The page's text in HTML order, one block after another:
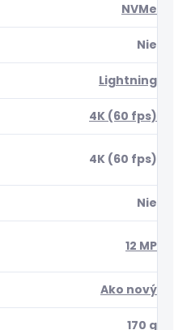
NVMe
Nie
Lightning
4K (60 fps)
4K (60 fps)
Nie
12 MP
Ako nový
170 g